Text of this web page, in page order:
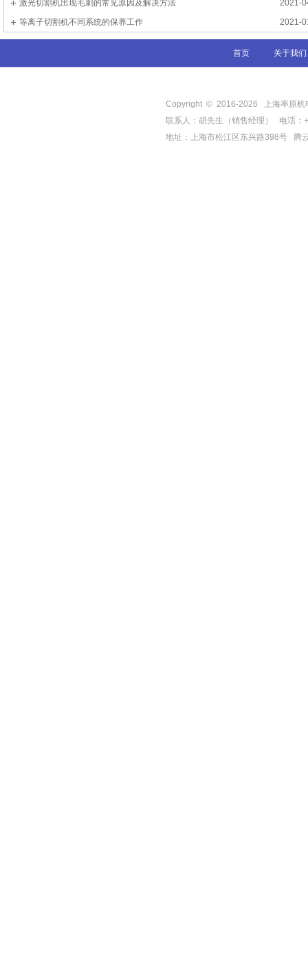
2021-
激光切割机出现毛刺的常见原因及解决方法
2021-
等离子切割机不同系统的保养工作
首页 关于我们
Copyright © 2016-2026
上海率原
联系人：胡先生（销售经理） 电话
地址：上海市松江区东兴路398号
腾